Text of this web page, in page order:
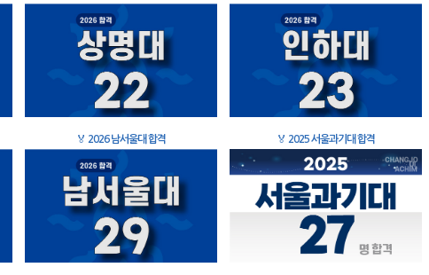
🏅 2026 남서울대 합격 🏅 2025 서울과기대 합격